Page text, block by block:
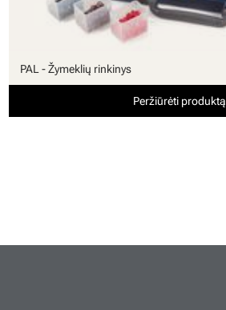
PAL - Žymeklių rinkinys
Peržiūrėti produktą